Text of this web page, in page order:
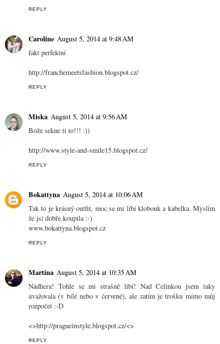
REPLY
Caroline August 5, 2014 at 9:48 AM
fakt perfektní
http://franchemeetsfashion.blogspot.cz/
REPLY
Miska August 5, 2014 at 9:56 AM
Bože sekne ti to!!! :))
http://www.style-and-smile15.blogspot.cz/
REPLY
Bokattyna August 5, 2014 at 10:06 AM
Tak to je krásný outfit, moc se mi líbí klobouk a kabelka. Myslím
že jsi dobře koupila :-)
www.bokattyna.blogspot.cz
REPLY
Martina August 5, 2014 at 10:35 AM
Nádhera! Tohle se mi strašně líbí! Nad Celinkou jsem taky
uvažovala (v bílé nebo v červené), ale zatím je trošku mimo můj
rozpočet :-D
<>http://pragueinstyle.blogspot.cz/<>
REPLY